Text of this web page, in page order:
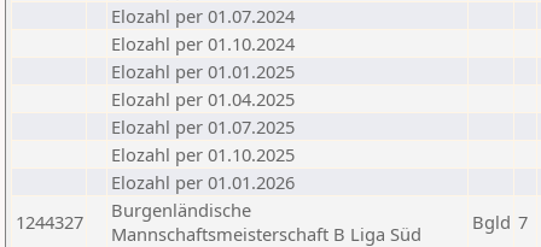
Elozahl per 01.07.2024
Elozahl per 01.10.2024
Elozahl per 01.01.2025
Elozahl per 01.04.2025
Elozahl per 01.07.2025
Elozahl per 01.10.2025
Elozahl per 01.01.2026
1244327
Burgenländische
Mannschaftsmeisterschaft B Liga Süd
Bgld 7